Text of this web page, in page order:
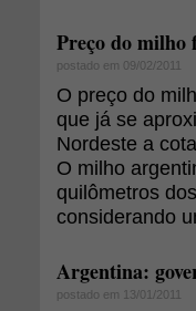
Preço do milho
postado em 09/02/2011
O preço do
que já se
Nordeste a
O milho
quilômetros
considerando
Argentina:
postado em 13/01/2011